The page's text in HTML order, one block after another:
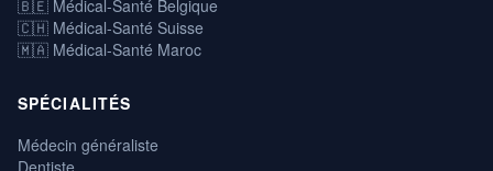
🇧🇪 Médical-Santé Belgique
🇨🇭 Médical-Santé Suisse
🇲🇦 Médical-Santé Maroc
SPÉCIALITÉS
Médecin généraliste
Dentiste